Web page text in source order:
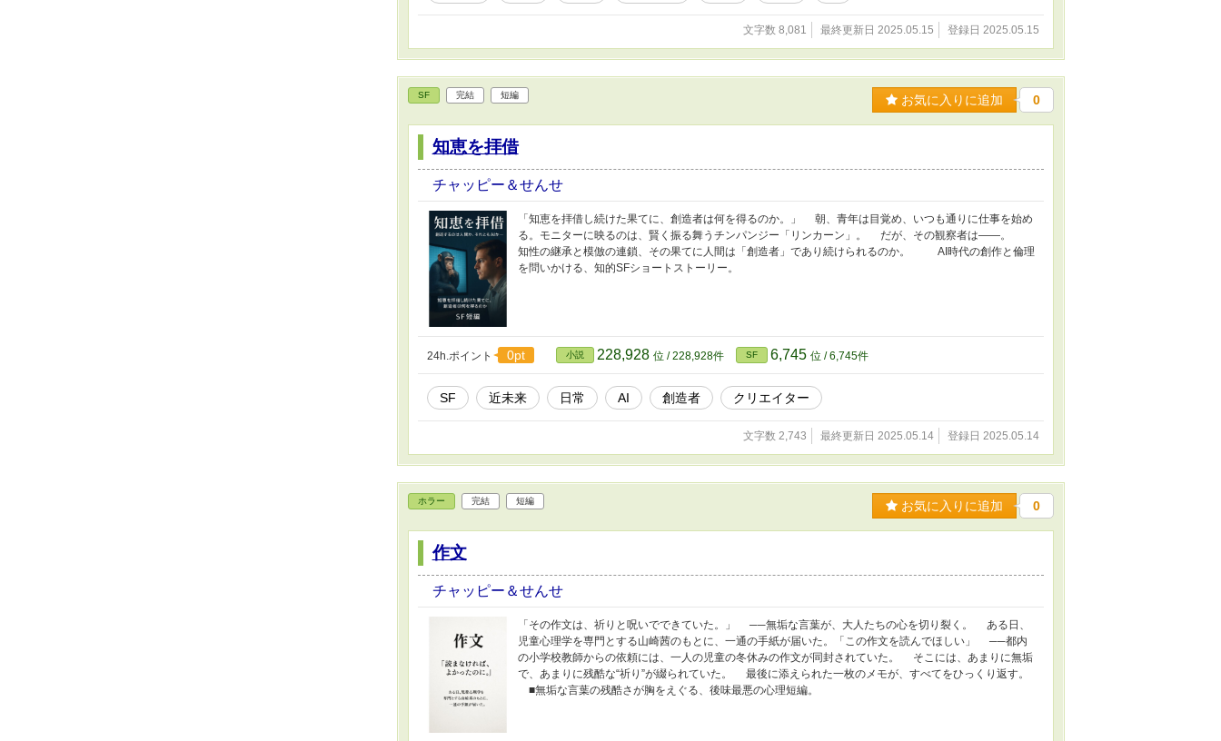
文字数 8,081 最終更新日 2025.05.15 登録日 2025.05.15
SF 完結 短編 お気に入りに追加 0
知恵を拝借
チャッピー＆せんせ
「知恵を拝借し続けた果てに、創造者は何を得るのか。」 朝、青年は目覚め、いつも通りに仕事を始め
る。モニターに映るのは、賢く振る舞うチンパンジー「リンカーン」。 だが、その観察者は――。
知性の継承と模倣の連鎖、その果てに人間は「創造者」であり続けられるのか。 AI時代の創作と倫理
を問いかける、知的SFショートストーリー。
24h.ポイント 0pt 小説 228,928 位 / 228,928件 SF 6,745 位 / 6,745件
SF 近未来 日常 AI 創造者 クリエイター
文字数 2,743 最終更新日 2025.05.14 登録日 2025.05.14
ホラー 完結 短編 お気に入りに追加 0
作文
チャッピー＆せんせ
「その作文は、祈りと呪いでできていた。」 ──無垢な言葉が、大人たちの心を切り裂く。 ある日、
児童心理学を専門とする山崎茜のもとに、一通の手紙が届いた。「この作文を読んでほしい」 ──都内
の小学校教師からの依頼には、一人の児童の冬休みの作文が同封されていた。 そこには、あまりに無垢
で、あまりに残酷な“祈り”が綴られていた。 最後に添えられた一枚のメモが、すべてをひっくり返す。
■無垢な言葉の残酷さが胸をえぐる、後味最悪の心理短編。